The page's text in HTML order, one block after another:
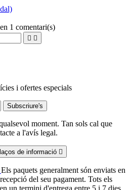
1 comentari(s)
 
i ofertes especials
moment. Tan sols cal que
a l'avís legal.
de informació 
Els paquets generalment són enviats en
del seu pagament. Tots els
un termini d'entrega entre 5 i 7 dies